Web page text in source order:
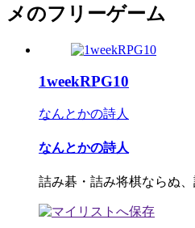
メのフリーゲーム
1weekRPG10
なんとかの詩人
なんとかの詩人
詰み碁・詰み将棋ならぬ